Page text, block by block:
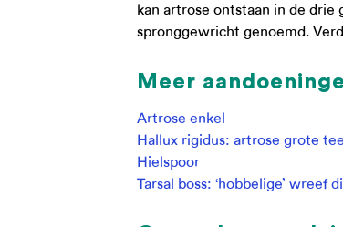
kan artrose ontstaan in de
spronggewricht genoemd.
Meer
Artrose enkel
Hallux rigidus: artrose grote
Hielspoor
Tarsal boss: ‘hobbelige’ wreef